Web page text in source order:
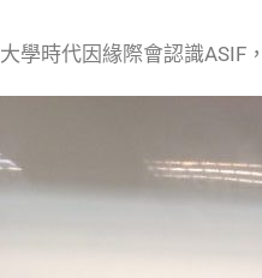
大學時代因緣際會認識ASIF